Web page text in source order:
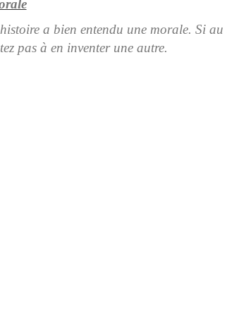
a bien entendu une morale. Si
pas à en inventer une autre.